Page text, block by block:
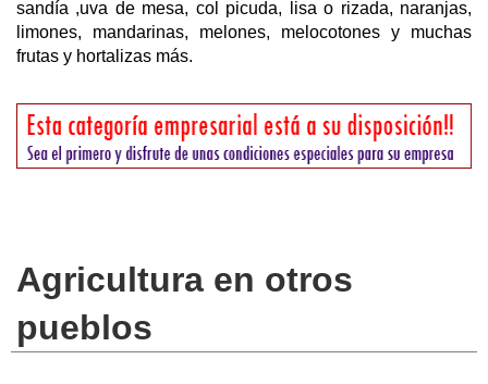
sandía ,uva de mesa, col picuda, lisa o rizada, naranjas,
limones, mandarinas, melones, melocotones y muchas
frutas y hortalizas más.
Agricultura en otros
pueblos